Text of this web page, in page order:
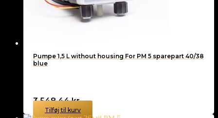
Pumpe 1,5 L without housing For PM 5 sparepart 40/38
blue
3.548,44kr.
Tilføj til kurv